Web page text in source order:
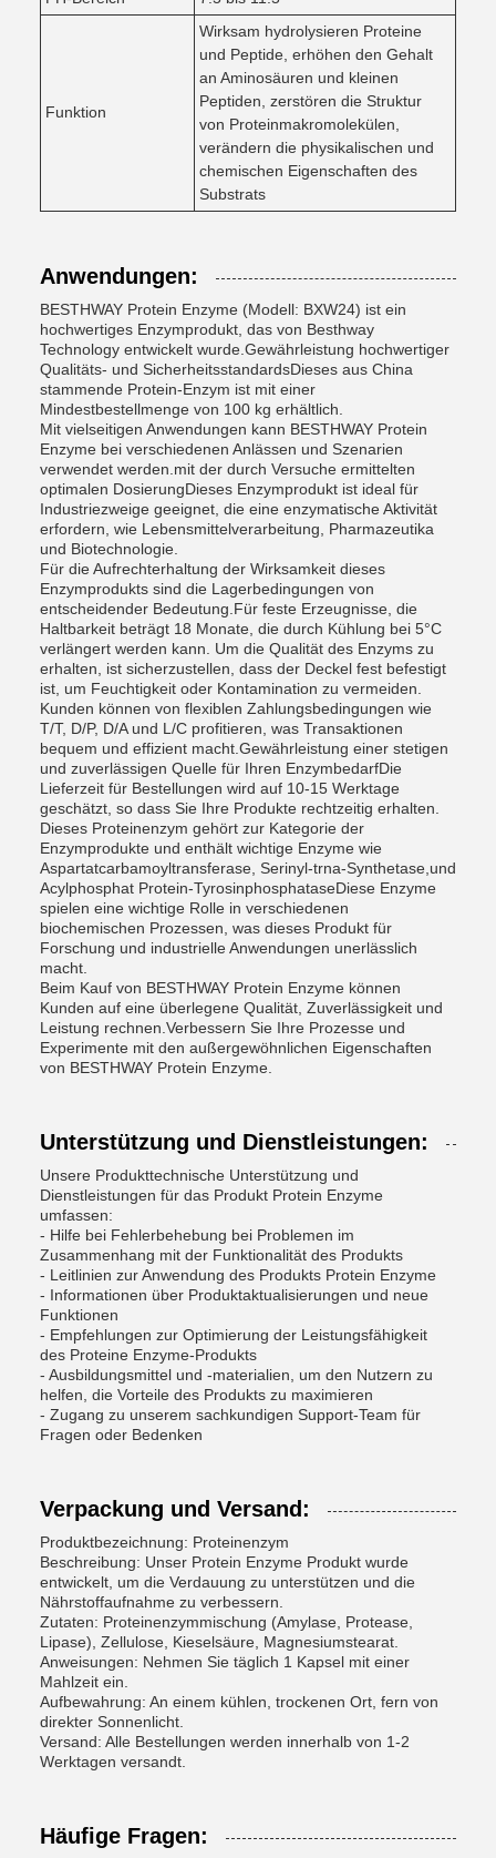
Funktion
Wirksam hydrolysieren Proteine
und Peptide, erhöhen den Gehalt
an Aminosäuren und kleinen
Peptiden, zerstören die Struktur
von Proteinmakromolekülen,
verändern die physikalischen und
chemischen Eigenschaften des
Substrats
Anwendungen:
BESTHWAY Protein Enzyme (Modell: BXW24) ist ein
hochwertiges Enzymprodukt, das von Besthway
Technology entwickelt wurde.Gewährleistung hochwertiger
Qualitäts- und SicherheitsstandardsDieses aus China
stammende Protein-Enzym ist mit einer
Mindestbestellmenge von 100 kg erhältlich.
Mit vielseitigen Anwendungen kann BESTHWAY Protein
Enzyme bei verschiedenen Anlässen und Szenarien
verwendet werden.mit der durch Versuche ermittelten
optimalen DosierungDieses Enzymprodukt ist ideal für
Industriezweige geeignet, die eine enzymatische Aktivität
erfordern, wie Lebensmittelverarbeitung, Pharmazeutika
und Biotechnologie.
Für die Aufrechterhaltung der Wirksamkeit dieses
Enzymprodukts sind die Lagerbedingungen von
entscheidender Bedeutung.Für feste Erzeugnisse, die
Haltbarkeit beträgt 18 Monate, die durch Kühlung bei 5°C
verlängert werden kann. Um die Qualität des Enzyms zu
erhalten, ist sicherzustellen, dass der Deckel fest befestigt
ist, um Feuchtigkeit oder Kontamination zu vermeiden.
Kunden können von flexiblen Zahlungsbedingungen wie
T/T, D/P, D/A und L/C profitieren, was Transaktionen
bequem und effizient macht.Gewährleistung einer stetigen
und zuverlässigen Quelle für Ihren EnzymbedarfDie
Lieferzeit für Bestellungen wird auf 10-15 Werktage
geschätzt, so dass Sie Ihre Produkte rechtzeitig erhalten.
Dieses Proteinenzym gehört zur Kategorie der
Enzymprodukte und enthält wichtige Enzyme wie
Aspartatcarbamoyltransferase, Serinyl-trna-Synthetase,und
Acylphosphat Protein-TyrosinphosphataseDiese Enzyme
spielen eine wichtige Rolle in verschiedenen
biochemischen Prozessen, was dieses Produkt für
Forschung und industrielle Anwendungen unerlässlich
macht.
Beim Kauf von BESTHWAY Protein Enzyme können
Kunden auf eine überlegene Qualität, Zuverlässigkeit und
Leistung rechnen.Verbessern Sie Ihre Prozesse und
Experimente mit den außergewöhnlichen Eigenschaften
von BESTHWAY Protein Enzyme.
Unterstützung und Dienstleistungen:
Unsere Produkttechnische Unterstützung und
Dienstleistungen für das Produkt Protein Enzyme
umfassen:
- Hilfe bei Fehlerbehebung bei Problemen im
Zusammenhang mit der Funktionalität des Produkts
- Leitlinien zur Anwendung des Produkts Protein Enzyme
- Informationen über Produktaktualisierungen und neue
Funktionen
- Empfehlungen zur Optimierung der Leistungsfähigkeit
des Proteine Enzyme-Produkts
- Ausbildungsmittel und -materialien, um den Nutzern zu
helfen, die Vorteile des Produkts zu maximieren
- Zugang zu unserem sachkundigen Support-Team für
Fragen oder Bedenken
Verpackung und Versand:
Produktbezeichnung: Proteinenzym
Beschreibung: Unser Protein Enzyme Produkt wurde
entwickelt, um die Verdauung zu unterstützen und die
Nährstoffaufnahme zu verbessern.
Zutaten: Proteinenzymmischung (Amylase, Protease,
Lipase), Zellulose, Kieselsäure, Magnesiumstearat.
Anweisungen: Nehmen Sie täglich 1 Kapsel mit einer
Mahlzeit ein.
Aufbewahrung: An einem kühlen, trockenen Ort, fern von
direkter Sonnenlicht.
Versand: Alle Bestellungen werden innerhalb von 1-2
Werktagen versandt.
Häufige Fragen: